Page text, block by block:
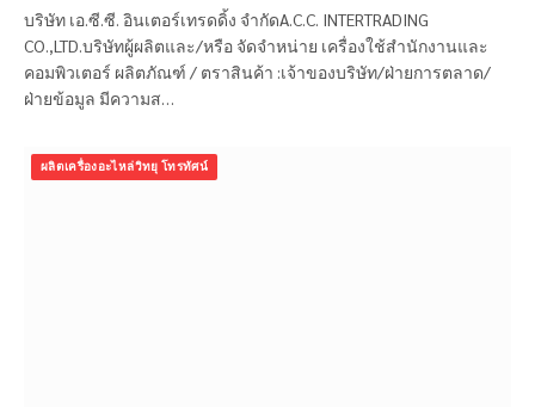
บริษัท เอ.ซี.ซี. อินเตอร์เทรดดิ้ง จำกัดA.C.C. INTERTRADING
CO.,LTD.บริษัทผู้ผลิตและ/หรือ จัดจำหน่าย เครื่องใช้สำนักงานและ
คอมพิวเตอร์ ผลิตภัณฑ์ / ตราสินค้า :เจ้าของบริษัท/ฝ่ายการตลาด/
ฝ่ายข้อมูล มีความส…
ผลิตเครื่องอะไหล่วิทยุ โทรทัศน์